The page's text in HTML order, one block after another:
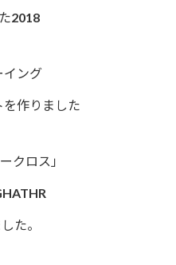
2018
イング
作りました
クロス」
た。